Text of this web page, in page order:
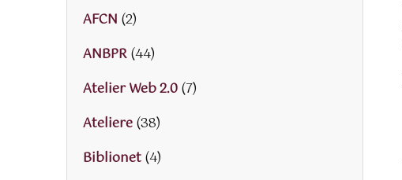
AFCN (2)
ANBPR(44)
Atelier Web 2.0(7)
Ateliere(38)
Biblionet(4)